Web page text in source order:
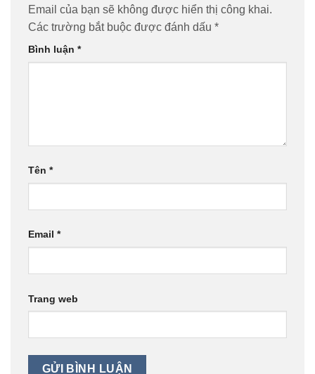
Email của bạn sẽ không được hiển thị công khai.
Các trường bắt buộc được đánh dấu *
Bình luận *
Tên *
Email *
Trang web